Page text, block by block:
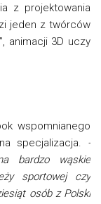
z projektowania
jeden z twórców
animacji 3D uczy
wspomnianego
specjalizacja. -
bardzo wąskie
sportowej czy
osób z Polski